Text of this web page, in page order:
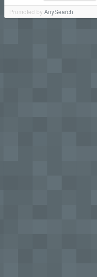
Promoted byAnySearch